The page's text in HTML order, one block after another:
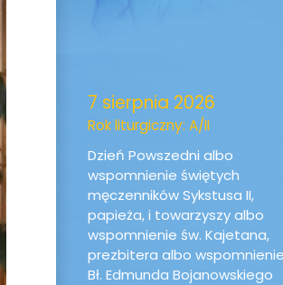
7 sierpnia 2026
Rok liturgiczny: A/II
Dzień Powszedni albo
wspomnienie świętych
męczenników Sykstusa II,
papieża, i towarzyszy albo
wspomnienie św. Kajetana,
prezbitera albo wspomnienie
Bł. Edmunda Bojanowskiego